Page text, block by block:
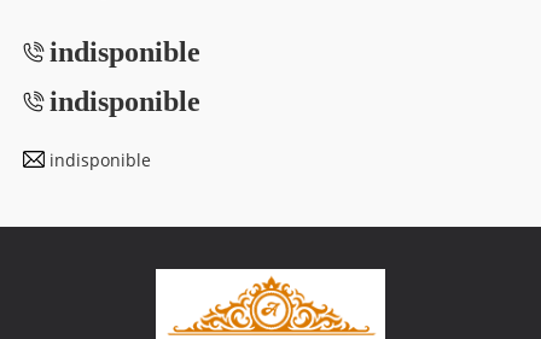
indisponible
indisponible
indisponible